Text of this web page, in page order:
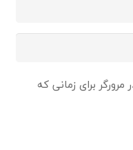
برای زمانی که